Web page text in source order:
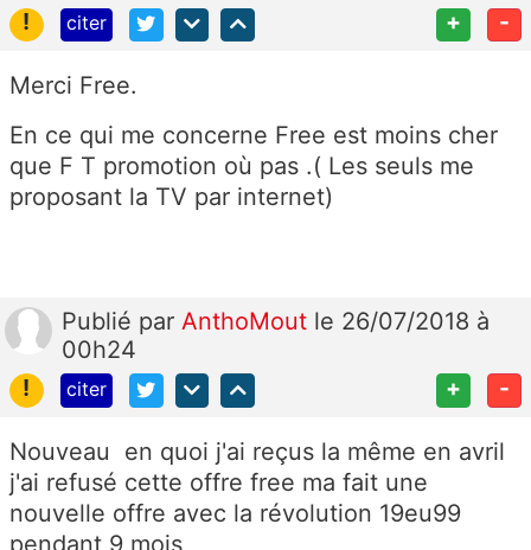
!
citer + -
Merci Free.
En ce qui me concerne Free est moins cher
que F T promotion où pas .( Les seuls me
proposant la TV par internet)
Publié par AnthoMout le 26/07/2018 à
00h24
!
citer + -
Nouveau en quoi j'ai reçus la même en avril
j'ai refusé cette offre free ma fait une
nouvelle offre avec la révolution 19eu99